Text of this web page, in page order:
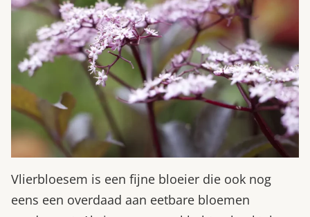
Vlierbloesem is een fijne bloeier die ook nog
eens een overdaad aan eetbare bloemen